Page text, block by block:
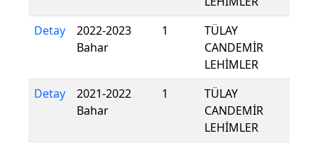
Detay
2022-2023
Bahar
1
TÜLAY
CANDEMİR
LEHİMLER
Detay
2021-2022
Bahar
1
TÜLAY
CANDEMİR
LEHİMLER